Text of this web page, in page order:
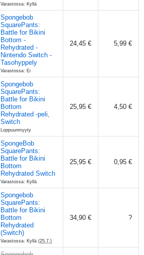
Varastossa: Kyllä
Spongebob
SquarePants:
Battle for Bikini
Bottom -
Rehydrated -
Nintendo Switch -
Tasohyppely
Varastossa: Ei
24,45 € 5,99 €
Spongebob
SquarePants:
Battle for Bikini
Bottom
Rehydrated -peli,
Switch
Loppuunmyyty
25,95 € 4,50 €
SpongeBob
SquarePants:
Battle for Bikini
Bottom
Rehydrated Switch
Varastossa: Kyllä
25,95 € 0,95 €
Spongebob
SquarePants:
Battle for Bikini
Bottom
Rehydrated
(Switch)
Varastossa: Kyllä (25.7.)
34,90 € ?